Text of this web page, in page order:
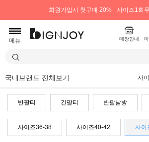
회원가입시 첫구매 20% 사이즈1회
메뉴 매장안내
국내브랜드 전체보기 사
반팔티 긴팔티 반팔남방
사이즈36-38 사이즈40-42 사이